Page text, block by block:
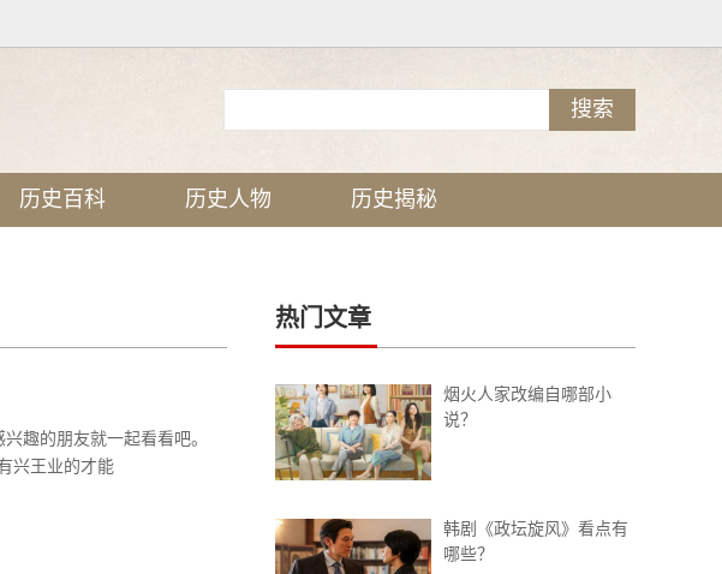
历史百科 历史人物 历史揭秘
兴趣的朋友就一起看看吧。
兴王业的才能
热门文章
烟火人家改编自哪部小
说？
韩剧《政坛旋风》看点有
哪些？